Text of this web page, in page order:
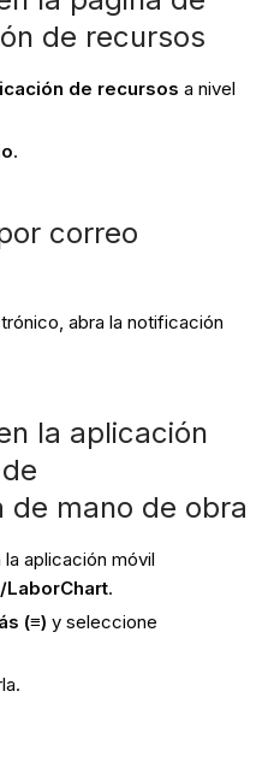
de recursos
de recursos a nivel
.
correo
abra la notificación
la aplicación
de mano de obra
aplicación móvil
.
(≡) y seleccione